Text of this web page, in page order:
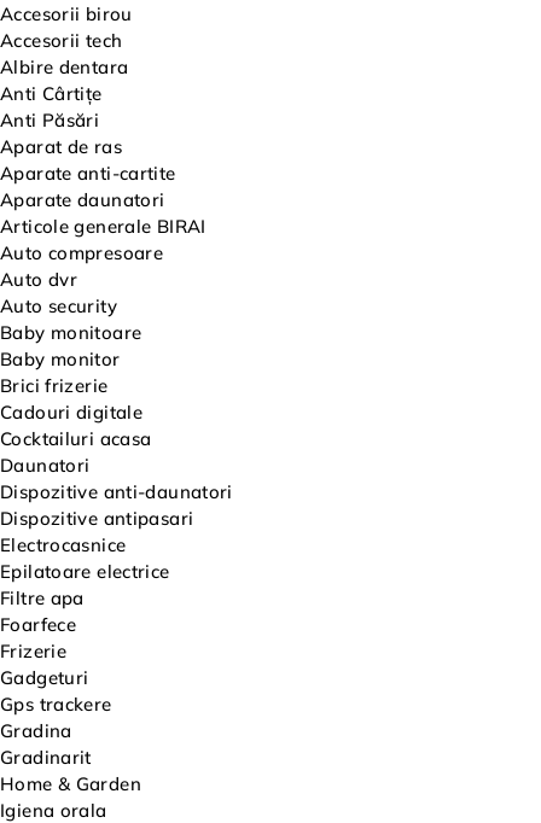
Accesorii birou
Accesorii tech
Albire dentara
Anti Cârtițe
Anti Păsări
Aparat de ras
Aparate anti-cartite
Aparate daunatori
Articole generale BIRAI
Auto compresoare
Auto dvr
Auto security
Baby monitoare
Baby monitor
Brici frizerie
Cadouri digitale
Cocktailuri acasa
Daunatori
Dispozitive anti-daunatori
Dispozitive antipasari
Electrocasnice
Epilatoare electrice
Filtre apa
Foarfece
Frizerie
Gadgeturi
Gps trackere
Gradina
Gradinarit
Home & Garden
Igiena orala